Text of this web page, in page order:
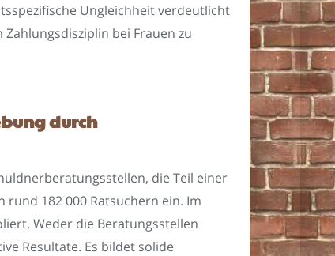
Ungleichheit verdeutlicht
bei Frauen zu
durch
die Teil einer
182 000 Ratsuchern ein. Im
Weder die Beratungsstellen
Resultate. Es bildet solide